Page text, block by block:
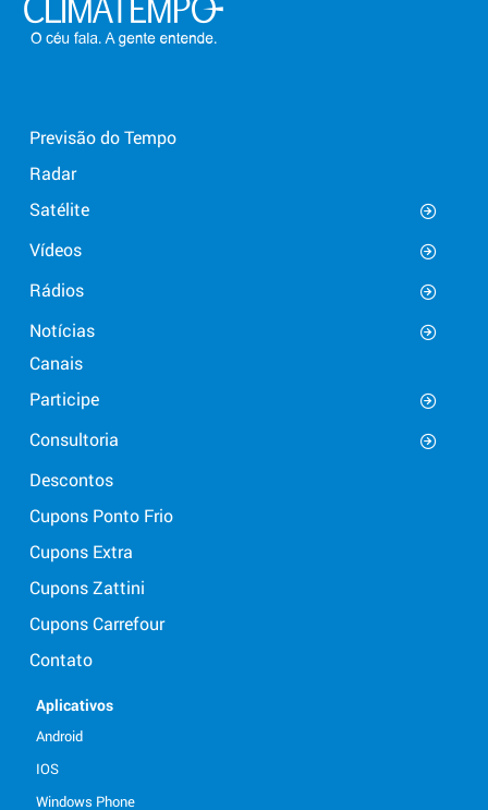
Previsão do Tempo
Radar
Satélite
Vídeos
Rádios
Notícias
Canais
Participe
Consultoria
Descontos
Cupons Ponto Frio
Cupons Extra
Cupons Zattini
Cupons Carrefour
Contato
Aplicativos
Android
IOS
Windows Phone